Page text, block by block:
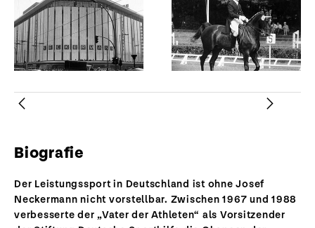
Biografie
Der Leistungssport in Deutschland ist ohne Josef
Neckermann nicht vorstellbar. Zwischen 1967 und 1988
verbesserte der „Vater der Athleten“ als Vorsitzender